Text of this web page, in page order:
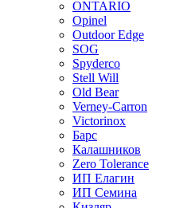
ONTARIO
Opinel
Outdoor Edge
SOG
Spyderco
Stell Will
Old Bear
Verney-Carron
Victorinox
Барс
Калашников
Zero Tolerance
ИП Елагин
ИП Семина